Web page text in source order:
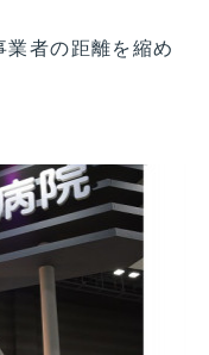
者の距離を縮め